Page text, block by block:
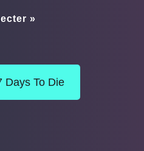
»
Days To Die